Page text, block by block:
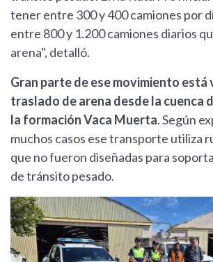
tener entre 300 y 400 camiones por
entre 800 y 1.200 camiones diarios
arena", detalló.
Gran parte de ese movimiento está
traslado de arena desde la cuenca
la formación Vaca Muerta. Según
muchos casos ese transporte utiliza
que no fueron diseñadas para
de tránsito pesado.